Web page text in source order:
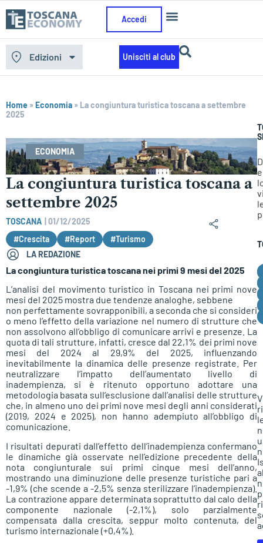
Accedi
Edizioni Unisciti al club
Home »Economia » La congiuntura turistica toscana a settembre
2025
ECONOMIA
La congiuntura turistica toscana a
settembre 2025
TOSCANA
01/12/2025
#Crescita
#Report
#Turismo
LA REDAZIONE
La congiuntura turistica toscana nei primi 9 mesi del 2025
L’analisi del movimento turistico in Toscana nei primi nove
mesi del 2025 mostra due tendenze analoghe, sebbene
non perfettamente sovrapponibili, a seconda che si consideri
o meno l’effetto della variazione nel numero di strutture che
non assolvono all’obbligo di comunicare arrivi e presenze. La
quota di tali strutture, infatti, cresce dal 22,1% dei primi nove
mesi del 2024 al 29,9% del 2025, influenzando
inevitabilmente la dinamica delle presenze registrate. Per
neutralizzare l’impatto dell’aumentato livello di
inadempienza, si è ritenuto opportuno adottare una
metodologia basata sull’esclusione dall’analisi delle strutture
che, in almeno uno dei primi nove mesi degli anni considerati
(2019, 2024 e 2025), non hanno adempiuto all’obbligo di
comunicazione.
I risultati depurati dall’effetto dell’inadempienza confermano
le dinamiche già osservate nell’edizione precedente della
nota congiunturale sui primi cinque mesi dell’anno,
mostrando una diminuzione delle presenze turistiche pari a
-1,9% (che scende a -2,5% senza sterilizzare l’inadempienza).
La contrazione appare determinata soprattutto dal calo della
componente nazionale (-2,1%), solo parzialmente
compensata dalla crescita, seppur molto contenuta, del
turismo internazionale (+0,4%).